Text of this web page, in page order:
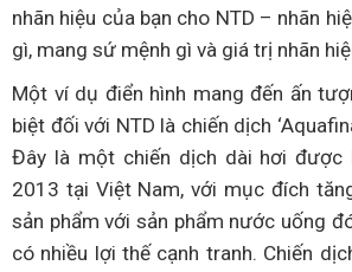
nhãn hiệu của bạn cho NTD – nhãn
gì, mang sứ mệnh gì và giá trị nhãn
Một ví dụ điển hình mang đến ấn
biệt đối với NTD là chiến dịch
Đây là một chiến dịch dài hơi được
2013 tại Việt Nam, với mục đích
sản phẩm với sản phẩm nước uống
có nhiều lợi thế cạnh tranh. Chiến